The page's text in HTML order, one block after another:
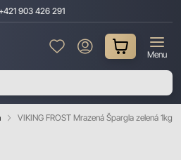
903 426 291
Menu
VIKING FROST Mrazená Špargla zelená 1kg